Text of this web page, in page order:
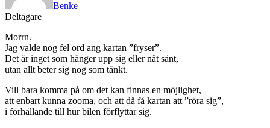
Benke
Deltagare
Morrn.
Jag valde nog fel ord ang kartan ”fryser”.
Det är inget som hänger upp sig eller nåt sånt,
utan allt beter sig nog som tänkt.
Vill bara komma på om det kan finnas en möjlighet,
att enbart kunna zooma, och att då få kartan att ”röra sig”,
i förhållande till hur bilen förflyttar sig.